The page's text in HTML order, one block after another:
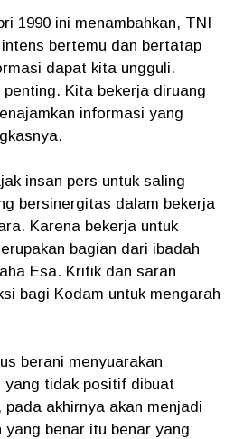
1990 ini menambahkan, TNI
bertemu dan bertatap
dapat kita ungguli.
Kita bekerja diruang
informasi yang
insan pers untuk saling
bersinergitas dalam bekerja
Karena bekerja untuk
bagian dari ibadah
Esa. Kritik dan saran
bagi Kodam untuk mengarah
berani menyuarakan
yang tidak positif dibuat
akhirnya akan menjadi
yang benar itu benar yang